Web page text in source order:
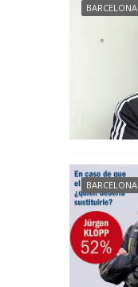
BARCELONA
BARCELONA